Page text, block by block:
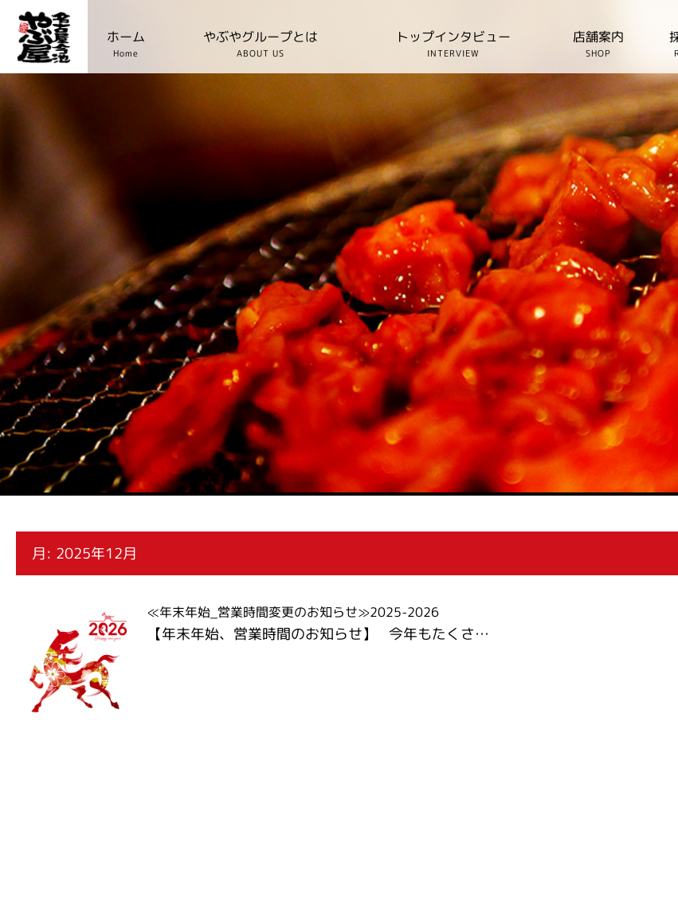
ホーム
Home
やぶやグループとは
ABOUT US
トップインタビュー
INTERVIEW
店舗案内
SHOP
月: 2025年12月
≪年末年始_営業時間変更のお知らせ≫2025-2026
【年末年始、営業時間のお知らせ】 今年もたくさ…